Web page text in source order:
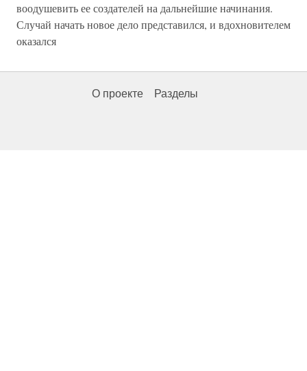
воодушевить ее создателей на дальнейшие начинания.
Случай начать новое дело представился, и вдохновителем
оказался
О проекте Разделы